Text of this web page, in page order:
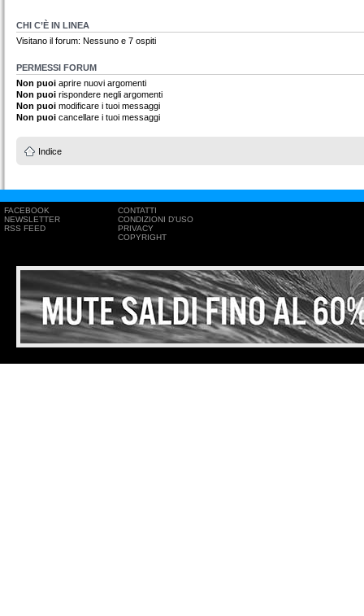
CHI C’È IN LINEA
Visitano il forum: Nessuno e 7 ospiti
PERMESSI FORUM
Non puoi aprire nuovi argomenti
Non puoi rispondere negli argomenti
Non puoi modificare i tuoi messaggi
Non puoi cancellare i tuoi messaggi
Indice
FACEBOOK
NEWSLETTER
RSS FEED
CONTATTI
CONDIZIONI D'USO
PRIVACY
COPYRIGHT